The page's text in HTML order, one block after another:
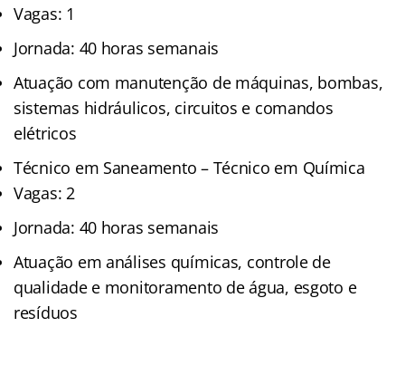
Vagas: 1
Jornada: 40 horas semanais
Atuação com manutenção de máquinas, bombas,
sistemas hidráulicos, circuitos e comandos
elétricos
Técnico em Saneamento – Técnico em Química
Vagas: 2
Jornada: 40 horas semanais
Atuação em análises químicas, controle de
qualidade e monitoramento de água, esgoto e
resíduos